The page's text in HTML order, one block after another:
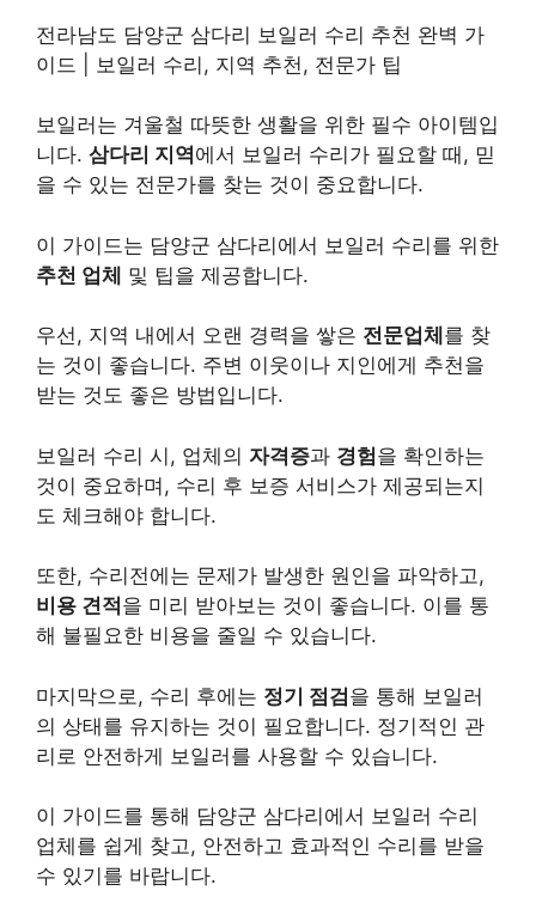
전라남도 담양군 삼다리 보일러 수리 추천 완벽 가
이드 | 보일러 수리, 지역 추천, 전문가 팁
보일러는 겨울철 따뜻한 생활을 위한 필수 아이템입
니다. 삼다리 지역에서 보일러 수리가 필요할 때, 믿
을 수 있는 전문가를 찾는 것이 중요합니다.
이 가이드는 담양군 삼다리에서 보일러 수리를 위한
추천 업체 및 팁을 제공합니다.
우선, 지역 내에서 오랜 경력을 쌓은 전문업체 를 찾
는 것이 좋습니다. 주변 이웃이나 지인에게 추천을
받는 것도 좋은 방법입니다.
보일러 수리 시, 업체의 자격증과 경험을 확인하는
것이 중요하며, 수리 후 보증 서비스가 제공되는지
도 체크해야 합니다.
또한, 수리전에는 문제가 발생한 원인을 파악하고,
비용 견적 을 미리 받아보는 것이 좋습니다. 이를 통
해 불필요한 비용을 줄일 수 있습니다.
마지막으로, 수리 후에는 정기 점검을 통해 보일러
의 상태를 유지하는 것이 필요합니다. 정기적인 관
리로 안전하게 보일러를 사용할 수 있습니다.
이 가이드를 통해 담양군 삼다리에서 보일러 수리
업체를 쉽게 찾고, 안전하고 효과적인 수리를 받을
수 있기를 바랍니다.